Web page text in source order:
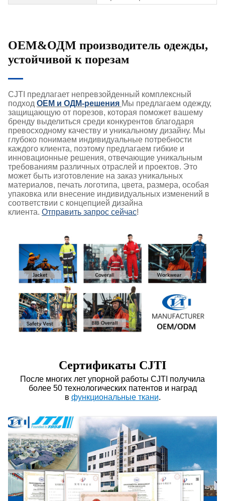
OEM&ОДМ производитель одежды,
устойчивой к порезам
CJTI предлагает непревзойденный комплексный
подход OEM и ОДМ-решения Мы предлагаем одежду,
защищающую от порезов, которая поможет вашему
бренду выделиться среди конкурентов благодаря
превосходному качеству и уникальному дизайну. Мы
глубоко понимаем индивидуальные потребности
каждого клиента, поэтому предлагаем гибкие и
инновационные решения, отвечающие уникальным
требованиям различных отраслей и проектов. Это
может быть изготовление на заказ уникальных
материалов, печать логотипа, цвета, размера, особая
упаковка или внесение индивидуальных изменений в
соответствии с концепцией дизайна
клиента. Отправить запрос сейчас!
Сертификаты CJTI
После многих лет упорной работы CJTI получила
более 50 технологических патентов и наград
в функциональные ткани.